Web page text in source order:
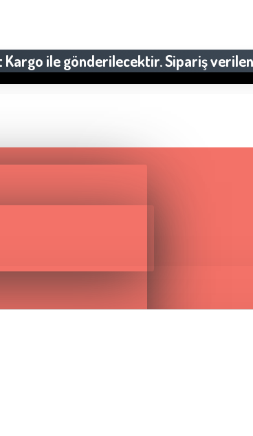
ile gönderilecektir. Sipariş